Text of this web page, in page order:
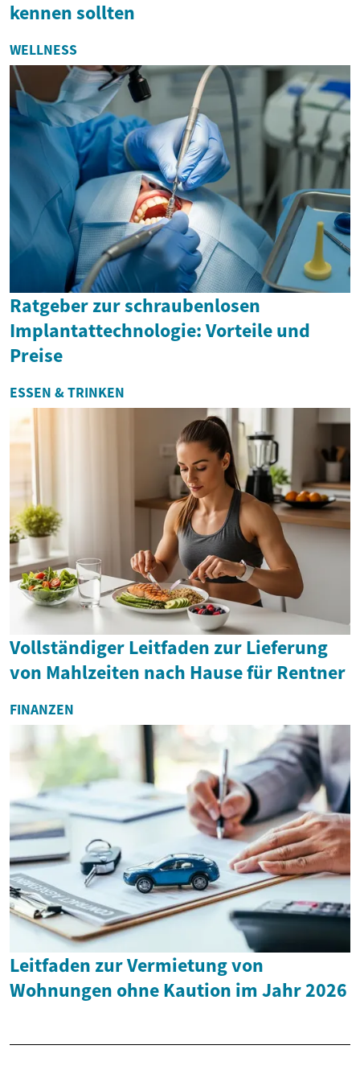
kennen sollten
WELLNESS
Ratgeber zur schraubenlosen
Implantattechnologie: Vorteile und
Preise
ESSEN & TRINKEN
Vollständiger Leitfaden zur Lieferung
von Mahlzeiten nach Hause für Rentner
FINANZEN
Leitfaden zur Vermietung von
Wohnungen ohne Kaution im Jahr 2026